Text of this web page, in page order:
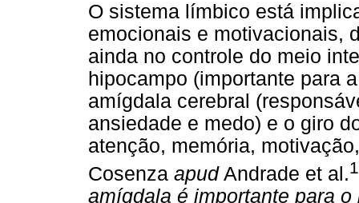
O sistema límbico está
emocionais e motivacionais,
ainda no controle do meio
hipocampo (importante para
amígdala cerebral
ansiedade e medo) e o giro
atenção, memória,
Cosenza apudAndrade et al.
amígdala é importante para